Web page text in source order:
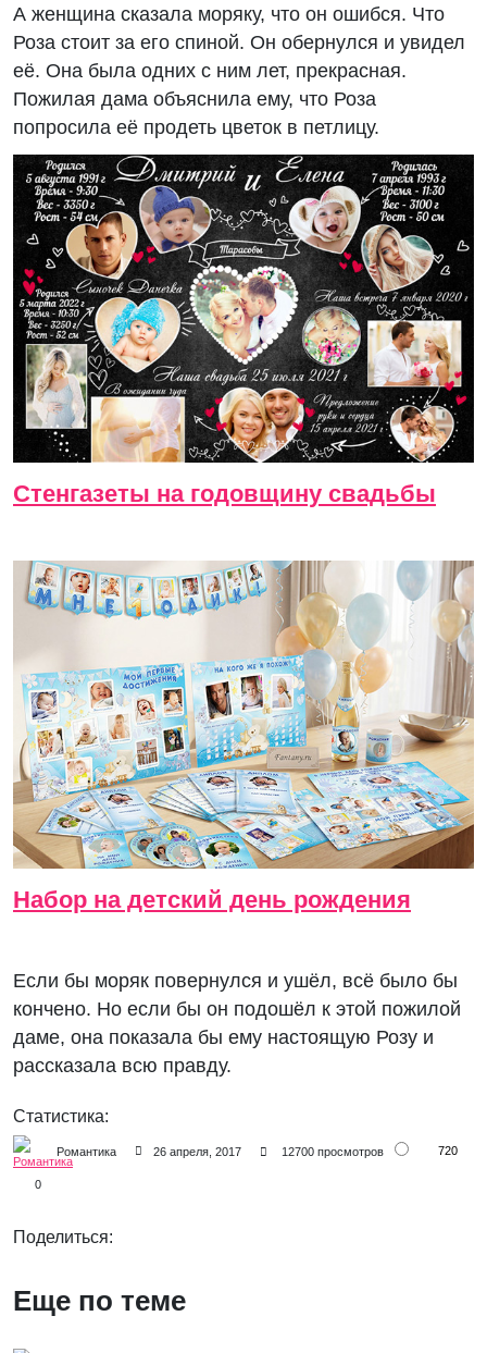
А женщина сказала моряку, что он ошибся. Что
Роза стоит за его спиной. Он обернулся и увидел
её. Она была одних с ним лет, прекрасная.
Пожилая дама объяснила ему, что Роза
попросила её продеть цветок в петлицу.
Стенгазеты на годовщину свадьбы
Набор на детский день рождения
Если бы моряк повернулся и ушёл, всё было бы
кончено. Но если бы он подошёл к этой пожилой
даме, она показала бы ему настоящую Розу и
рассказала всю правду.
Статистика:
Романтика 26 апреля, 2017 12700 просмотров 720
0
Поделиться:
Еще по теме